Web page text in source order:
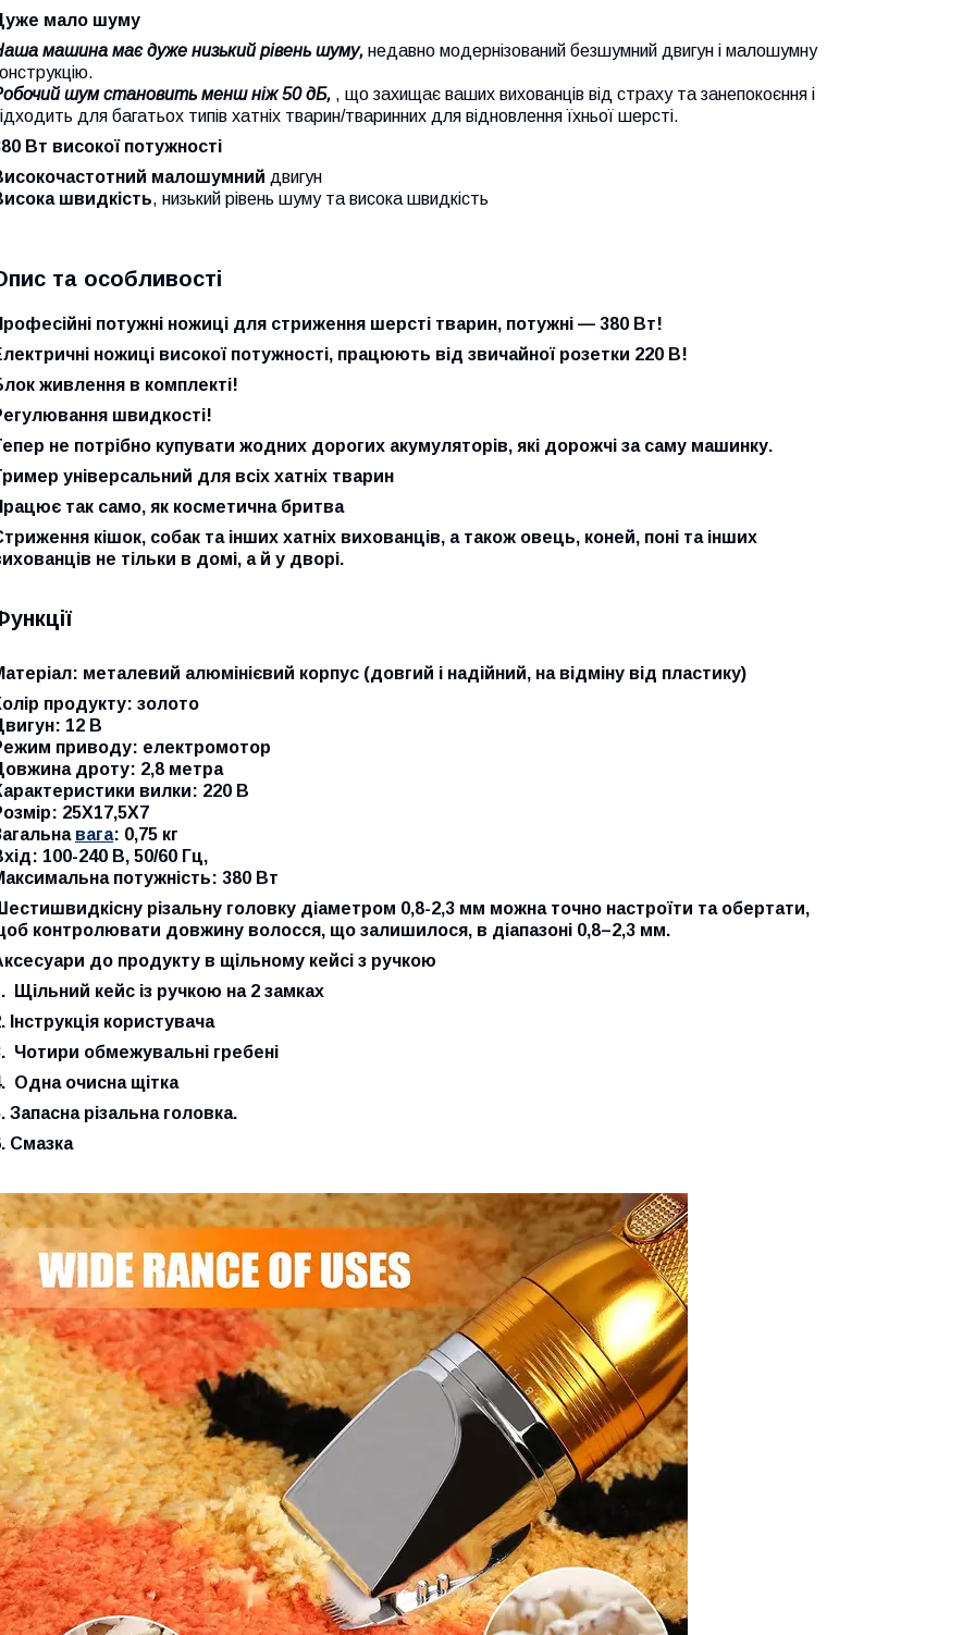
мало шуму
машина має дуже низький рівень шуму, недавно модернізований безшумний двигун і малошумну
шум становить менш ніж 50 дБ, , що захищає ваших вихованців від страху та занепокоєння і
для багатьох типів хатніх тварин/тваринних для відновлення їхньої шерсті.
Вт високої потужності
малошумний двигун
швидкість, низький рівень шуму та висока швидкість
та особливості
потужні ножиці для стриження шерсті тварин, потужні — 380 Вт!
ножиці високої потужності, працюють від звичайної розетки 220 В!
живлення в комплекті!
швидкості!
не потрібно купувати жодних дорогих акумуляторів, які дорожчі за саму машинку.
універсальний для всіх хатніх тварин
так само, як косметична бритва
кішок, собак та інших хатніх вихованців, а також овець, коней, поні та інших
не тільки в домі, а й у дворі.
металевий алюмінієвий корпус (довгий і надійний, на відміну від пластику)
продукту: золото
12 В
приводу: електромотор
дроту: 2,8 метра
вилки: 220 В
25X17,5X7
вага: 0,75 кг
100-240 В, 50/60 Гц,
потужність: 380 Вт
різальну головку діаметром 0,8-2,3 мм можна точно настроїти та обертати,
контролювати довжину волосся, що залишилося, в діапазоні 0,8–2,3 мм.
до продукту в щільному кейсі з ручкою
Щільний кейс із ручкою на 2 замках
Інструкція користувача
Чотири обмежувальні гребені
Одна очисна щітка
Запасна різальна головка.
Смазка